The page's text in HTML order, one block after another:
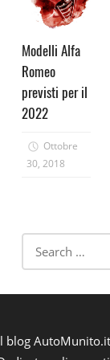
Modelli Alfa
Romeo
previsti per il
2022
Ottobre
30, 2018
blog